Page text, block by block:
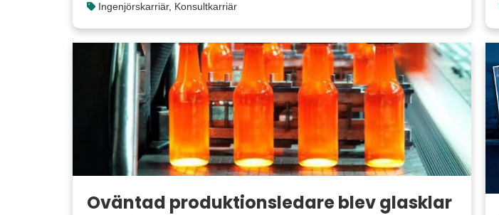
Ingenjörskarriär, Konsultkarriär
Oväntad produktionsledare blev glasklar